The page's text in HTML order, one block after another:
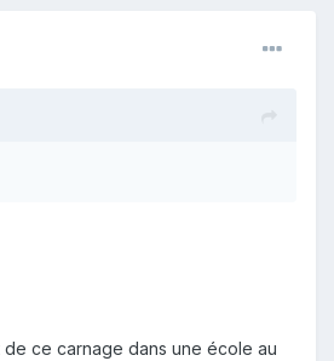
ce carnage dans une école au